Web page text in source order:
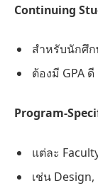
Continuing
สำหรับนักศึ
ต้องมี GPA ดี
Program-
แต่ละ
เช่น Design,